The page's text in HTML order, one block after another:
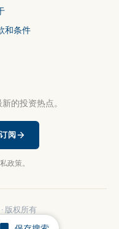
和条件
的投资热点。
订阅
政策。
版权所有